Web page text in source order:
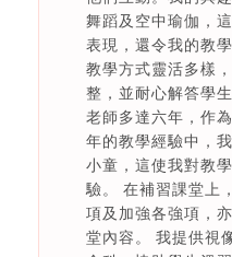
舞蹈及空中瑜伽，
表現，還令我的教
教學方式靈活多樣
整，並耐心解答學
老師多達六年，作
年的教學經驗中，
小童，這使我對教
驗。 在補習課堂上
項及加強各強項，
堂內容。 我提供視